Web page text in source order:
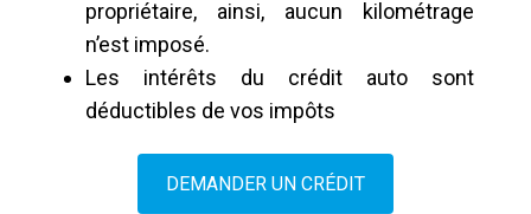
propriétaire, ainsi, aucun kilométrage
n’est imposé.
Les intérêts du crédit auto sont
déductibles de vos impôts
DEMANDER UN CRÉDIT